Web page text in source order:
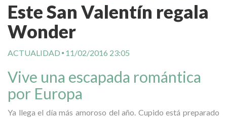
Este San Valentín regala
Wonder
ACTUALIDAD 11/02/2016 23:05
Vive una escapada romántica
por Europa
Ya llega el día más amoroso del año. Cupido está preparado